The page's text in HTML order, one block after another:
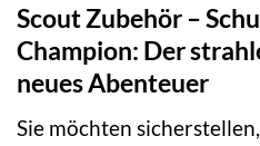
Scout Zubehör –
Champion: Der
neues Abenteuer
Sie möchten